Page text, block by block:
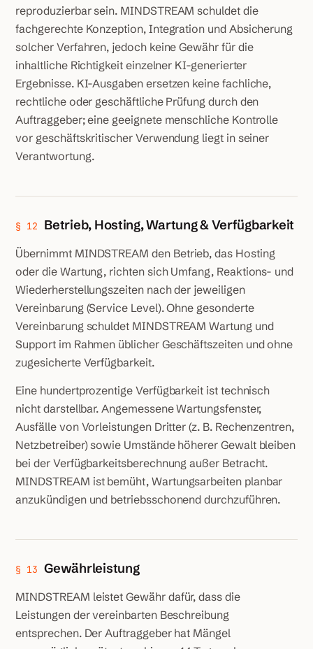
reproduzierbar sein. MINDSTREAM schuldet die
fachgerechte Konzeption, Integration und Absicherung
solcher Verfahren, jedoch keine Gewähr für die
inhaltliche Richtigkeit einzelner KI-generierter
Ergebnisse. KI-Ausgaben ersetzen keine fachliche,
rechtliche oder geschäftliche Prüfung durch den
Auftraggeber; eine geeignete menschliche Kontrolle
vor geschäftskritischer Verwendung liegt in seiner
Verantwortung.
§ 12 Betrieb, Hosting, Wartung & Verfügbarkeit
Übernimmt MINDSTREAM den Betrieb, das Hosting
oder die Wartung, richten sich Umfang, Reaktions- und
Wiederherstellungszeiten nach der jeweiligen
Vereinbarung (Service Level). Ohne gesonderte
Vereinbarung schuldet MINDSTREAM Wartung und
Support im Rahmen üblicher Geschäftszeiten und ohne
zugesicherte Verfügbarkeit.
Eine hundertprozentige Verfügbarkeit ist technisch
nicht darstellbar. Angemessene Wartungsfenster,
Ausfälle von Vorleistungen Dritter (z. B. Rechenzentren,
Netzbetreiber) sowie Umstände höherer Gewalt bleiben
bei der Verfügbarkeitsberechnung außer Betracht.
MINDSTREAM ist bemüht, Wartungsarbeiten planbar
anzukündigen und betriebsschonend durchzuführen.
§ 13 Gewährleistung
MINDSTREAM leistet Gewähr dafür, dass die
Leistungen der vereinbarten Beschreibung
entsprechen. Der Auftraggeber hat Mängel